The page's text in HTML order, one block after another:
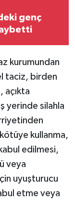
genç
kurumundan
taciz, birden
açıkta
iş yerinde silahla
kullanma,
kabul edilmesi,
veya
uyuşturucu
etme veya